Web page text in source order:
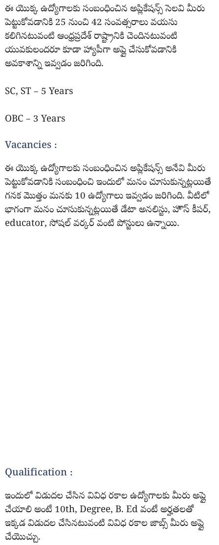
ఈ యొక్క ఉద్యోగాలకు సంబంధించిన అప్లికేషన్స్ సెలవి మీరు
పెట్టుకోవడానికి 25 నుంచి 42 సంవత్సరాలు వయసు
కలిగినటువంటి ఆంధ్రప్రదేశ్ రాష్ట్రానికి చెందినటువంటి
యువకులందరూ కూడా హ్యాపీగా అప్లై చేసుకోవడానికి
అవకాశాన్ని ఇవ్వడం జరిగింది.
SC, ST – 5 Years
OBC – 3 Years
Vacancies :
ఈ యొక్క ఉద్యోగాలకు సంబంధించిన అప్లికేషన్స్ అనేవి మీరు
పెట్టుకోవడానికి సంబంధించి ఇందులో మనం చూసుకున్నట్లయితే
గనక మొత్తం మనకు 10 ఉద్యోగాలు ఇవ్వడం జరిగింది. వీటిలో
భాగంగా మనం చూసుకున్నట్లయితే డేటా అనలిస్టు, హౌస్ కీపర్,
educator, సోషల్ వర్కర్ వంటి పోస్టులు ఉన్నాయి.
Qualification :
ఇందులో విడుదల చేసిన వివిధ రకాల ఉద్యోగాలకు మీరు అప్లై
చేయాలి అంటే 10th, Degree, B. Ed వంటే అర్హతలతో
ఇక్కడ విడుదల చేసినటువంటి వివిధ రకాల జాబ్స్ మీరు అప్లై
చేయొచ్చు.